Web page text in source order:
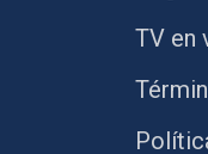
TV en